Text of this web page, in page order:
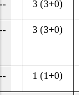
3 (3+0)
3 (3+0)
1 (1+0)